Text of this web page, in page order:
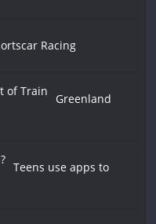
Racing
Greenland
Teens use apps to